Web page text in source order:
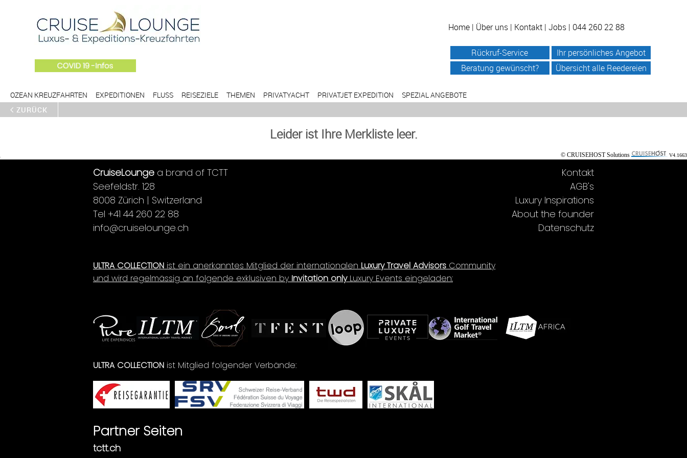
OZEAN KREUZFAHRTEN EXPEDITIONEN FLUSS REISEZIELE THEMEN PRIVATYACHT PRIVATJET EXPEDITION SPEZIAL ANGEBOTE
Home| Über uns| Kontakt| Jobs| 044 260 22 88
Rückruf-Service
Ihr persönliches Angebot
Beratung gewünscht?
Übersicht alle Reedereien
ZURÜCK
Leider ist Ihre Merkliste leer.
© CRUISEHOST Solutions V4.1663
CruiseLounge a brand of TCTT
Seefeldstr. 128
8008 Zürich | Switzerland
Tel +41 44 260 22 88
info@cruiselounge.ch
Kontakt
AGB's
Luxury Inspirations
About the founder
Datenschutz
ULTRA COLLECTION ist ein anerkanntes Mitglied der internationalen Luxury Travel Advisors Community
und wird regelmässig an folgende exklusiven by Invitation onlyLuxury Events eingeladen:
ULTRA COLLECTION ist Mitglied folgender Verbände:
Partner Seiten
tctt.ch